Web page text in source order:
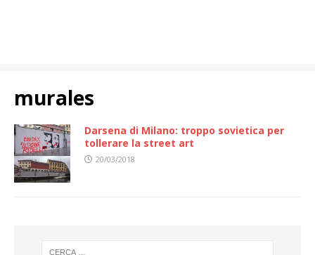
murales
Darsena di Milano: troppo sovietica per
tollerare la street art
20/03/2018